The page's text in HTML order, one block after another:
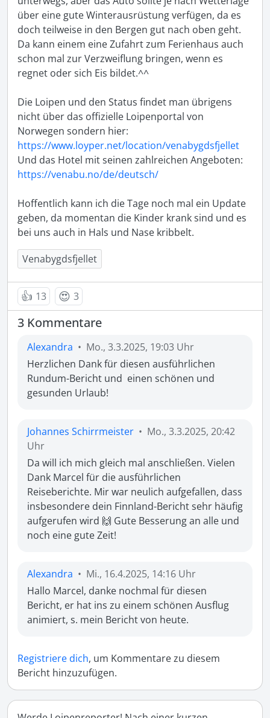
über eine gute Winterausrüstung verfügen, da es
doch teilweise in den Bergen gut nach oben geht.
Da kann einem eine Zufahrt zum Ferienhaus auch
schon mal zur Verzweiflung bringen, wenn es
regnet oder sich Eis bildet.^^
Die Loipen und den Status findet man übrigens
nicht über das offizielle Loipenportal von
https://www.loyper.net/location/venabygdsfjellet
https://venabu.no/de/deutsch/
Hoffentlich kann ich die Tage noch mal ein Update
geben, da momentan die Kinder krank sind und es
bei uns auch in Hals und Nase kribbelt.
Venabygdsfjellet
👍 13 😍 3
3 Kommentare
Alexandra • Mo., 3.3.2025, 19:03 Uhr
Herzlichen Dank für diesen ausführlichen
Rundum-Bericht und  einen schönen und
gesunden Urlaub!
Johannes Schirrmeister • Mo., 3.3.2025, 20:42
Uhr
Da will ich mich gleich mal anschließen. Vielen
Dank Marcel für die ausführlichen
Reiseberichte. Mir war neulich aufgefallen, dass
insbesondere dein Finnland-Bericht sehr häufig
aufgerufen wird 🙌 Gute Besserung an alle und
noch eine gute Zeit!
Alexandra • Mi., 16.4.2025, 14:16 Uhr
Hallo Marcel, danke nochmal für diesen
Bericht, er hat ins zu einem schönen Ausflug
animiert, s. mein Bericht von heute.
Registriere dich, um Kommentare zu diesem
Bericht hinzuzufügen.